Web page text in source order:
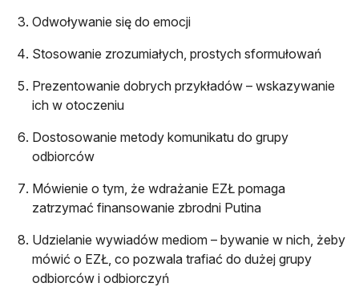
Odwoływanie się do emocji
Stosowanie zrozumiałych, prostych sformułowań
Prezentowanie dobrych przykładów – wskazywanie
ich w otoczeniu
Dostosowanie metody komunikatu do grupy
odbiorców
Mówienie o tym, że wdrażanie EZŁ pomaga
zatrzymać finansowanie zbrodni Putina
Udzielanie wywiadów mediom – bywanie w nich, żeby
mówić o EZŁ, co pozwala trafiać do dużej grupy
odbiorców i odbiorczyń